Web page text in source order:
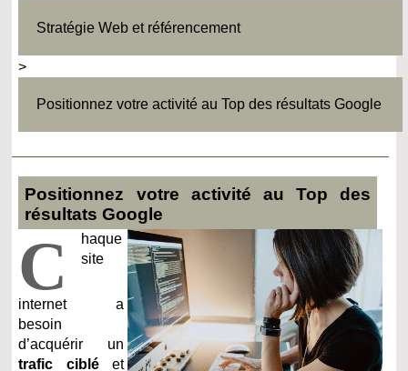
Stratégie Web et référencement
>
Positionnez votre activité au Top des résultats Google
Positionnez votre activité au Top des
résultats Google
C
haque
site
internet a
besoin
d’acquérir un
trafic cibléet